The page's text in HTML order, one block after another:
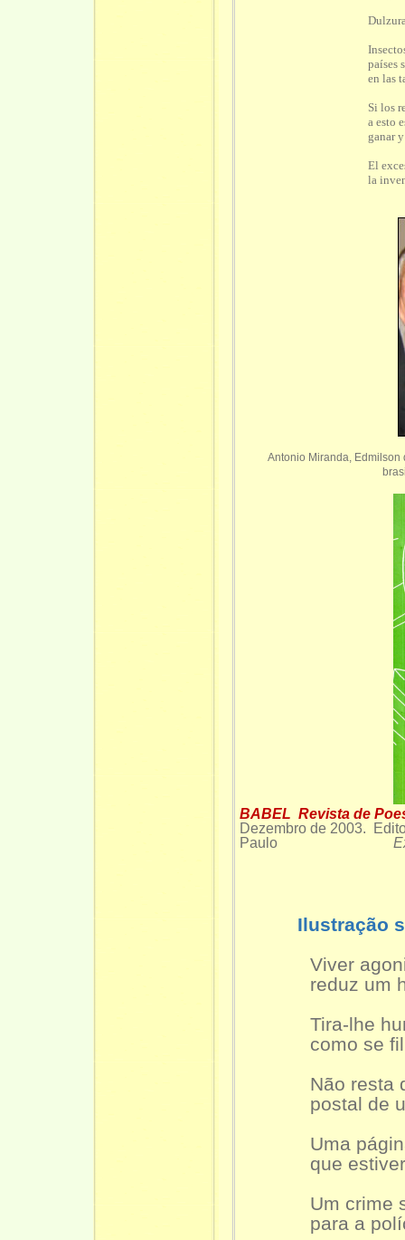
países
en las
Si los
a esto
ganar
El
la
Antonio Miranda, Edmilson
BABEL Revista de
Dezembro de 2003.
Paulo
Ilustração
Viver
reduz um
Tira-lhe
como se
Não resta
postal de um
Uma página
que estivera
Um crime
para a